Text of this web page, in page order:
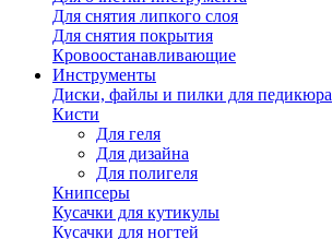
Для снятия липкого слоя
Для снятия покрытия
Кровоостанавливающие
Инструменты
Диски, файлы и пилки для педикюра
Кисти
Для геля
Для дизайна
Для полигеля
Книпсеры
Кусачки для кутикулы
Кусачки для ногтей